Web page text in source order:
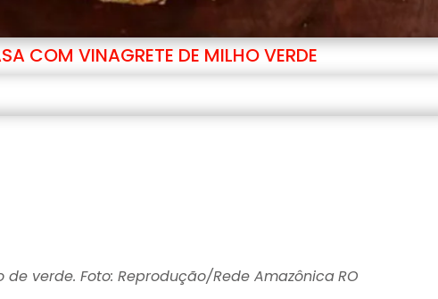
COM VINAGRETE DE MILHO VERDE
verde. Foto: Reprodução/Rede AmazônicaRO